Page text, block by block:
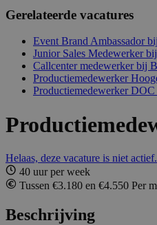
Gerelateerde vacatures
Event Brand Ambassador
Junior Sales Medewerker
Callcenter medewerker bij
Productiemedewerker
Productiemedewerker DOC
Helaas, deze vacature is niet actief.
40 uur per week
Tussen €3.180 en €4.550 Per
Beschrijving